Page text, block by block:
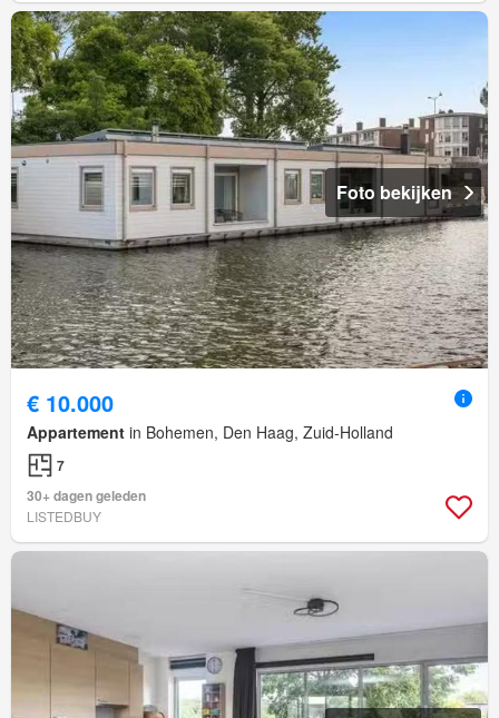
Foto bekijken
€ 10.000
Appartement in Bohemen, Den Haag, Zuid-Holland
7
30+ dagen geleden
LISTEDBUY